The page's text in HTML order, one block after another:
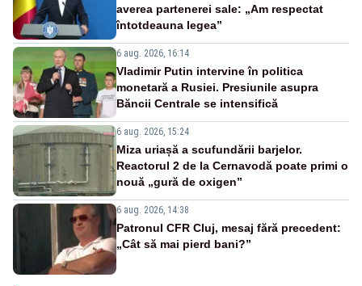
averea partenerei sale: „Am respectat
întotdeauna legea”
6 aug. 2026, 16:14
Vladimir Putin intervine în politica
monetară a Rusiei. Presiunile asupra
Băncii Centrale se intensifică
6 aug. 2026, 15:24
Miza uriașă a scufundării barjelor.
Reactorul 2 de la Cernavodă poate primi o
nouă „gură de oxigen”
6 aug. 2026, 14:38
Patronul CFR Cluj, mesaj fără precedent:
„Cât să mai pierd bani?”